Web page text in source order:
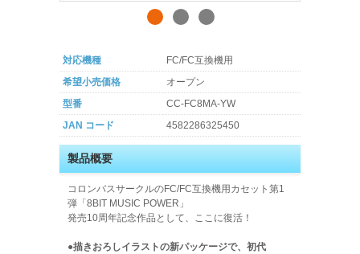
対応機種
FC/FC互換機用
希望小売価格
オープン
型番
CC-FC8MA-YW
JAN コード
4582286325450
製品概要
コロンバスサークルのFC/FC互換機用カセット第1
弾「8BIT MUSIC POWER」
発売10周年記念作品として、ここに復活！
●描きおろしイラストの新パッケージで、初代